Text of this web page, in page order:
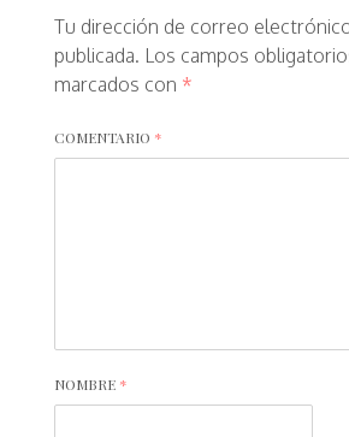
Tu dirección de correo
publicada. Los campos
marcados con *
COMENTARIO *
NOMBRE *